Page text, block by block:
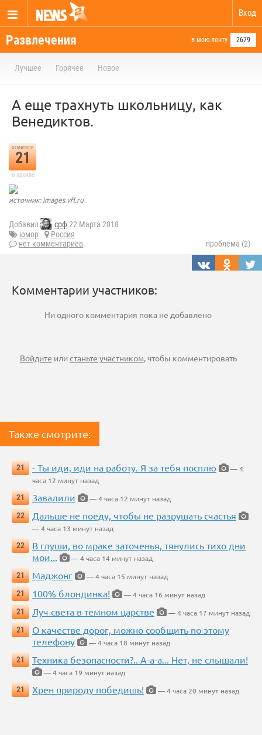
Вход
Развлечения в мою ленту 2679
Лучшее Горячее Новое
А еще трахнуть школьницу, как
Венедиктов.
отметили
21
в архиве
источник: images.vfl.ru
Добавил срф 22 Марта 2018
юмор
Россия
нет комментариев
проблема (2)
Комментарии участников:
Ни одного комментария пока не добавлено
Войдите илистаньте участником, чтобы комментировать
Также смотрите:
21 - Ты иди, иди на работу. Я за тебя посплю
— 4
часа 12 минут назад
21
Завалили
— 4 часа 12 минут назад
22
Дальше не поеду, чтобы не разрушать счастья
— 4 часа 13 минут назад
22
В глуши, во мраке заточенья, тянулись тихо дни
мои...
— 4 часа 14 минут назад
21
Маджонг
— 4 часа 15 минут назад
21
100% блондинка!
— 4 часа 16 минут назад
21
Луч света в темном царстве
— 4 часа 17 минут назад
21
О качестве дорог, можно сообщить по этому
телефону
— 4 часа 18 минут назад
21
Техника безопасности?.. А-а-а... Нет, не слышали!
— 4 часа 19 минут назад
21
Хрен природу победишь! — 4 часа 20 минут назад